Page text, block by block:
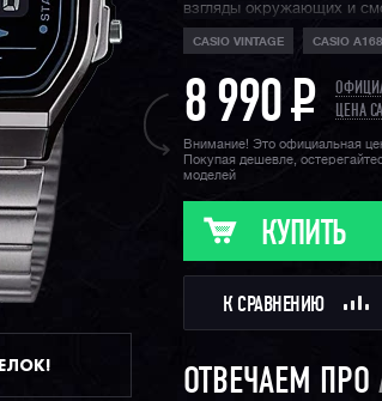
взгляды окружающих и
или иной образ.
линейка недорогих часов
отсылает нас прямиком к
века и несмотря на свою
можете быть убеждены,
свой характер.
CASIO VINTAGE CASIO A168
8 990P
ЦЕНА
Внимание! Это официальная
Покупая дешевле,
моделей
КУПИТЬ
К СРАВНЕНИЮ
ОТВЕЧАЕМ ПРО